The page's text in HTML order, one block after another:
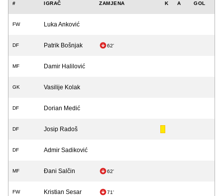
# IGRAČ ZAMJENA K A GOL
FW Luka Anković
DF Patrik Bošnjak 62'
MF Damir Halilović
GK Vasilije Kolak
DF Dorian Medić
DF Josip Radoš
DF Admir Sadiković
MF Đani Salčin 62'
FW Kristian Sesar 71'